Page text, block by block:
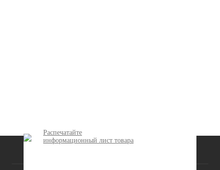
Распечатайте
информационный лист товара